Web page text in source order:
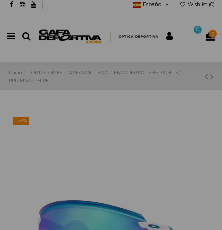
Español Wishlist (0)
0
0
Inicio POR DEPORTES GAFAS CICLISMO
ENCODER POLISHED WHITE/
PRIZM SAPPHIRE
-25%